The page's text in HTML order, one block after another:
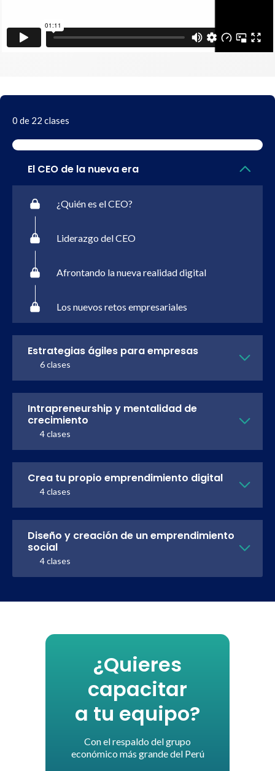
0 de 22 clases
El CEO de la nueva era
¿Quién es el CEO?
Liderazgo del CEO
Afrontando la nueva realidad digital
Los nuevos retos empresariales
Estrategias ágiles para empresas
6 clases
Intrapreneurship y mentalidad de
crecimiento
4 clases
Crea tu propio emprendimiento digital
4 clases
Diseño y creación de un emprendimiento
social
4 clases
¿Quieres
capacitar
a tu equipo?
Con el respaldo del grupo
económico más grande del Perú